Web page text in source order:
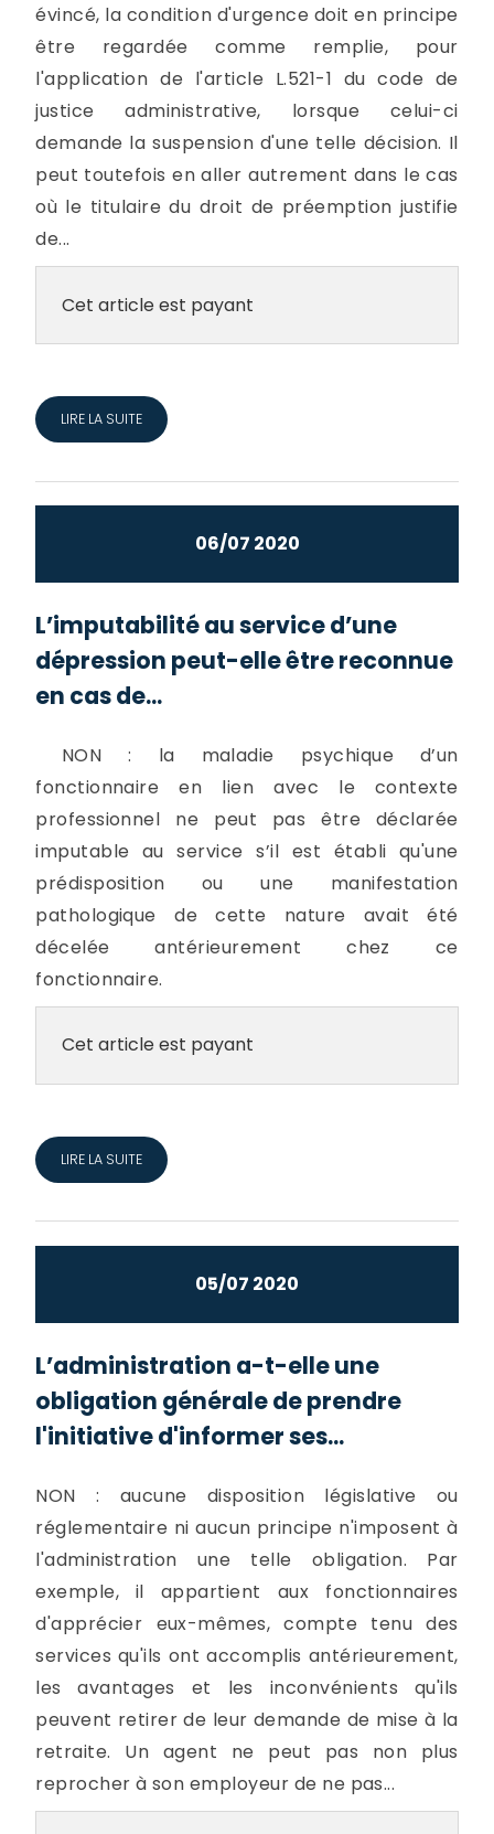
évincé, la condition d'urgence doit en principe
être regardée comme remplie, pour
l'application de l'article L.521-1 du code de
justice administrative, lorsque celui-ci
demande la suspension d'une telle décision. Il
peut toutefois en aller autrement dans le cas
où le titulaire du droit de préemption justifie
de...
Cet article est payant
LIRE LA SUITE
06/07 2020
L’imputabilité au service d’une
dépression peut-elle être reconnue
en cas de...
NON : la maladie psychique d’un
fonctionnaire en lien avec le contexte
professionnel ne peut pas être déclarée
imputable au service s’il est établi qu'une
prédisposition ou une manifestation
pathologique de cette nature avait été
décelée antérieurement chez ce
fonctionnaire.
Cet article est payant
LIRE LA SUITE
05/07 2020
L’administration a-t-elle une
obligation générale de prendre
l'initiative d'informer ses...
NON : aucune disposition législative ou
réglementaire ni aucun principe n'imposent à
l'administration une telle obligation. Par
exemple, il appartient aux fonctionnaires
d'apprécier eux-mêmes, compte tenu des
services qu'ils ont accomplis antérieurement,
les avantages et les inconvénients qu'ils
peuvent retirer de leur demande de mise à la
retraite. Un agent ne peut pas non plus
reprocher à son employeur de ne pas...